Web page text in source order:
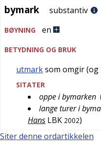
bymark
bymark substantiv
BØYNING en
BETYDNING OG BRUK
utmarksom omgir
SITATER
oppe i bymarken
lange turer i
Hans LBK 2002)
Siter denne ordartikkelen